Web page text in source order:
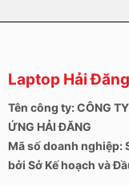
Laptop Hải Đăng
Tên công ty: CÔNG
ỨNG HẢI ĐĂNG
Mã số doanh nghiệp:
bởi Sở Kế hoạch và